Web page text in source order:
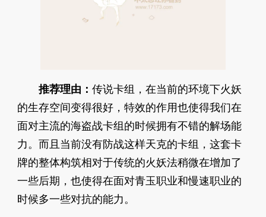
推荐理由： 传说卡组，在当前的环境下火妖
的生存空间变得很好，特效的作用也使得我们在
面对主流的海盗战卡组的时候拥有不错的解场能
力。而且当前没有防战这样天克的卡组，这套卡
牌的整体构筑相对于传统的火妖法稍微在增加了
一些后期，也使得在面对青玉职业和慢速职业的
时候多一些对抗的能力。